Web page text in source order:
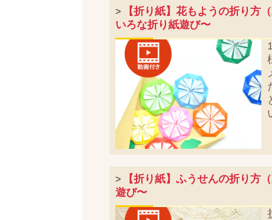
>
【折り紙】花もようの折り方
いろな折り紙遊び〜
>
【折り紙】ふうせんの折り方
遊び〜